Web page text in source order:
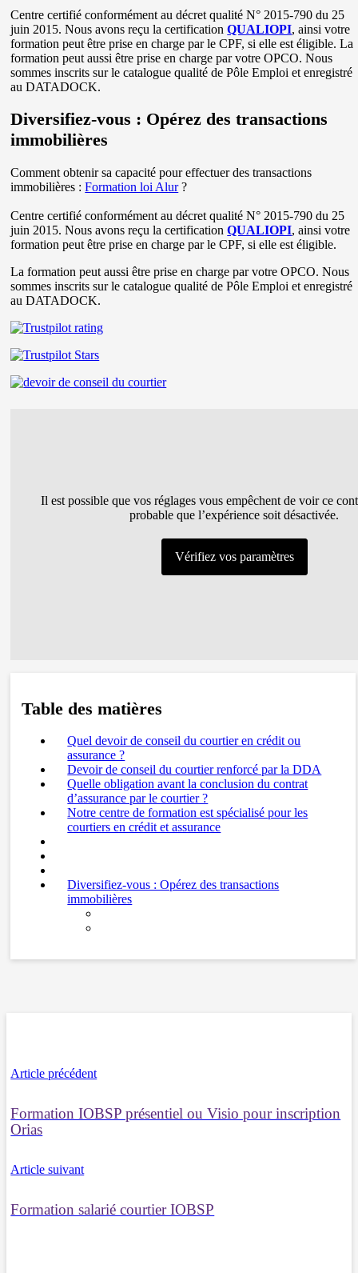
Centre certifié conformément au décret qualité N° 2015-790 du 25
juin 2015. Nous avons reçu la certificationQUALIOPI, ainsi votre
formation peut être prise en charge par le CPF, si elle est éligible. La
formation peut aussi être prise en charge par votre OPCO. Nous
sommes inscrits sur le catalogue qualité de Pôle Emploi et enregistré
au DATADOCK.
Diversifiez-vous : Opérez des transactions
immobilières
Comment obtenir sa capacité pour effectuer des transactions
immobilières :Formation loi Alur?
Centre certifié conformément au décret qualité N° 2015-790 du 25
juin 2015. Nous avons reçu la certificationQUALIOPI, ainsi votre
formation peut être prise en charge par le CPF, si elle est éligible.
La formation peut aussi être prise en charge par votre OPCO. Nous
sommes inscrits sur le catalogue qualité de Pôle Emploi et enregistré
au DATADOCK.
Il est possible que vos réglages vous empêchent de voir ce
probable que l’expérience soit désactivée.
Vérifiez vos paramètres
Table des matières
Quel devoir de conseil du courtier en crédit ou
assurance ?
Devoir de conseil du courtier renforcé par la DDA
Quelle obligation avant la conclusion du contrat
d’assurance par le courtier ?
Notre centre de formation est spécialisé pour les
courtiers en crédit et assurance
Diversifiez-vous : Opérez des transactions
immobilières
Article précédent
Formation IOBSP présentiel ou Visio pour inscription
Orias
Article suivant
Formation salarié courtier IOBSP